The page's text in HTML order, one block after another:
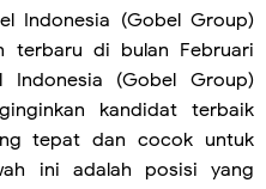
Indonesia (Gobel Group)
terbaru di bulan Februari
Indonesia (Gobel Group)
kandidat terbaik
tepat dan cocok untuk
ini adalah posisi yang